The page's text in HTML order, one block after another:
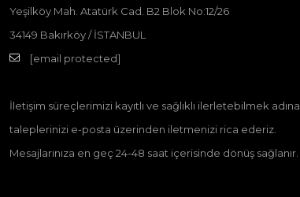
Yeşilköy Mah. Atatürk Cad. B2 Blok No:12/26
34149 Bakırköy / İSTANBUL
[email protected]
İletişim süreçlerimizi kayıtlı ve sağlıklı ilerletebilmek adına
taleplerinizi e-posta üzerinden iletmenizi rica ederiz.
Mesajlarınıza en geç 24-48 saat içerisinde dönüş sağlanır.